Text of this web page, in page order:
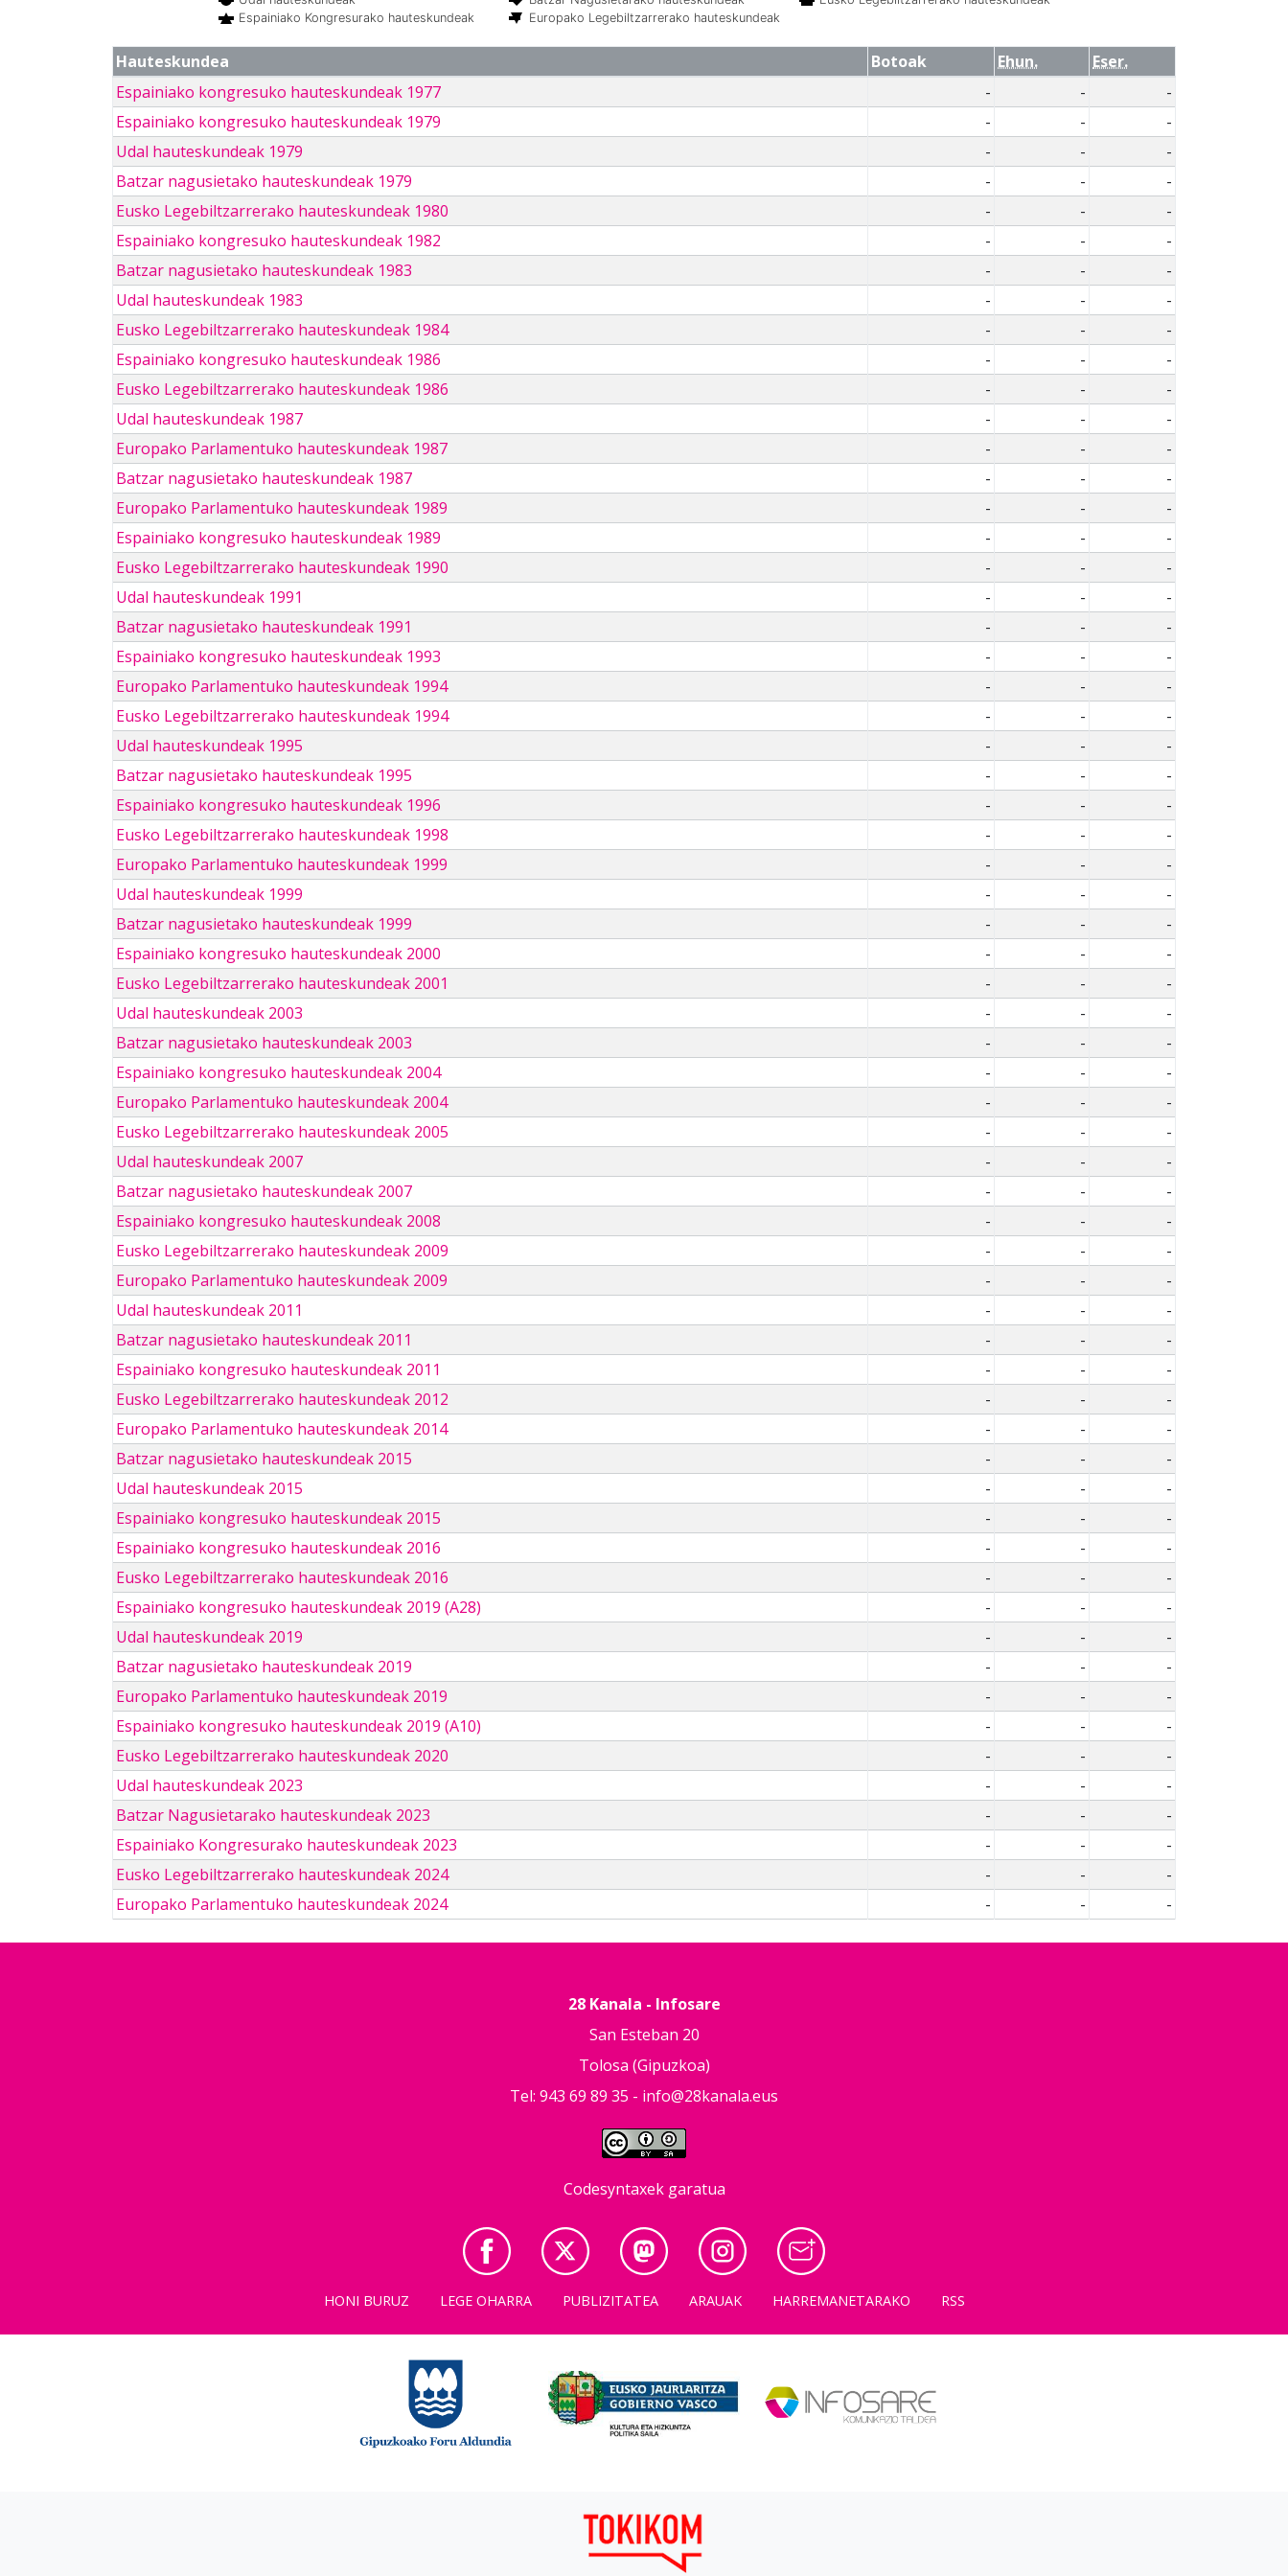
Espainiako Kongresurako hauteskundeak
Europako Legebiltzarrerako hauteskundeak
Hauteskundea Botoak Ehun.
Eser.
Espainiako kongresuko hauteskundeak 1977
- -
-
Espainiako kongresuko hauteskundeak 1979
- -
-
Udal hauteskundeak 1979
- -
-
Batzar nagusietako hauteskundeak 1979
- -
-
Eusko Legebiltzarrerako hauteskundeak 1980
- -
-
Espainiako kongresuko hauteskundeak 1982
- -
-
Batzar nagusietako hauteskundeak 1983
- -
-
Udal hauteskundeak 1983
- -
-
Eusko Legebiltzarrerako hauteskundeak 1984
- -
-
Espainiako kongresuko hauteskundeak 1986
- -
-
Eusko Legebiltzarrerako hauteskundeak 1986
- -
-
Udal hauteskundeak 1987
- -
-
Europako Parlamentuko hauteskundeak 1987
- -
-
Batzar nagusietako hauteskundeak 1987
- -
-
Europako Parlamentuko hauteskundeak 1989
- -
-
Espainiako kongresuko hauteskundeak 1989
- -
-
Eusko Legebiltzarrerako hauteskundeak 1990
- -
-
Udal hauteskundeak 1991
- -
-
Batzar nagusietako hauteskundeak 1991
- -
-
Espainiako kongresuko hauteskundeak 1993
- -
-
Europako Parlamentuko hauteskundeak 1994
- -
-
Eusko Legebiltzarrerako hauteskundeak 1994
- -
-
Udal hauteskundeak 1995
- -
-
Batzar nagusietako hauteskundeak 1995
- -
-
Espainiako kongresuko hauteskundeak 1996
- -
-
Eusko Legebiltzarrerako hauteskundeak 1998
- -
-
Europako Parlamentuko hauteskundeak 1999
- -
-
Udal hauteskundeak 1999
- -
-
Batzar nagusietako hauteskundeak 1999
- -
-
Espainiako kongresuko hauteskundeak 2000
- -
-
Eusko Legebiltzarrerako hauteskundeak 2001
- -
-
Udal hauteskundeak 2003
- -
-
Batzar nagusietako hauteskundeak 2003
- -
-
Espainiako kongresuko hauteskundeak 2004
- -
-
Europako Parlamentuko hauteskundeak 2004
- -
-
Eusko Legebiltzarrerako hauteskundeak 2005
- -
-
Udal hauteskundeak 2007
- -
-
Batzar nagusietako hauteskundeak 2007
- -
-
Espainiako kongresuko hauteskundeak 2008
- -
-
Eusko Legebiltzarrerako hauteskundeak 2009
- -
-
Europako Parlamentuko hauteskundeak 2009
- -
-
Udal hauteskundeak 2011
- -
-
Batzar nagusietako hauteskundeak 2011
- -
-
Espainiako kongresuko hauteskundeak 2011
- -
-
Eusko Legebiltzarrerako hauteskundeak 2012
- -
-
Europako Parlamentuko hauteskundeak 2014
- -
-
Batzar nagusietako hauteskundeak 2015
- -
-
Udal hauteskundeak 2015
- -
-
Espainiako kongresuko hauteskundeak 2015
- -
-
Espainiako kongresuko hauteskundeak 2016
- -
-
Eusko Legebiltzarrerako hauteskundeak 2016
- -
-
Espainiako kongresuko hauteskundeak 2019 (A28)
- -
-
Udal hauteskundeak 2019
- -
-
Batzar nagusietako hauteskundeak 2019
- -
-
Europako Parlamentuko hauteskundeak 2019
- -
-
Espainiako kongresuko hauteskundeak 2019 (A10)
- -
-
Eusko Legebiltzarrerako hauteskundeak 2020
- -
-
Udal hauteskundeak 2023
- -
-
Batzar Nagusietarako hauteskundeak 2023
- -
-
Espainiako Kongresurako hauteskundeak 2023
- -
-
Eusko Legebiltzarrerako hauteskundeak 2024
- -
-
Europako Parlamentuko hauteskundeak 2024
- - -
28 Kanala - Infosare
San Esteban 20
Tolosa (Gipuzkoa)
Tel: 943 69 89 35 - info@28kanala.eus
Codesyntaxek garatua
HONI BURUZ LEGE OHARRA PUBLIZITATEA ARAUAK HARREMANETARAKO RSS